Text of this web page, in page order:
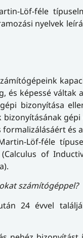
Löf-féle
nyelvek
és képessé
bizonyítása
Löf-féle
of
számítógéppel?
24 évvel